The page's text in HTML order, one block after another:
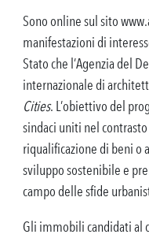
Sono online sul sito
manifestazioni di
Stato che l’Agenzia del
internazionale di
Cities. L’obiettivo del
sindaci uniti nel
riqualificazione di beni o
sviluppo sostenibile e
campo delle sfide
Gli immobili candidati al